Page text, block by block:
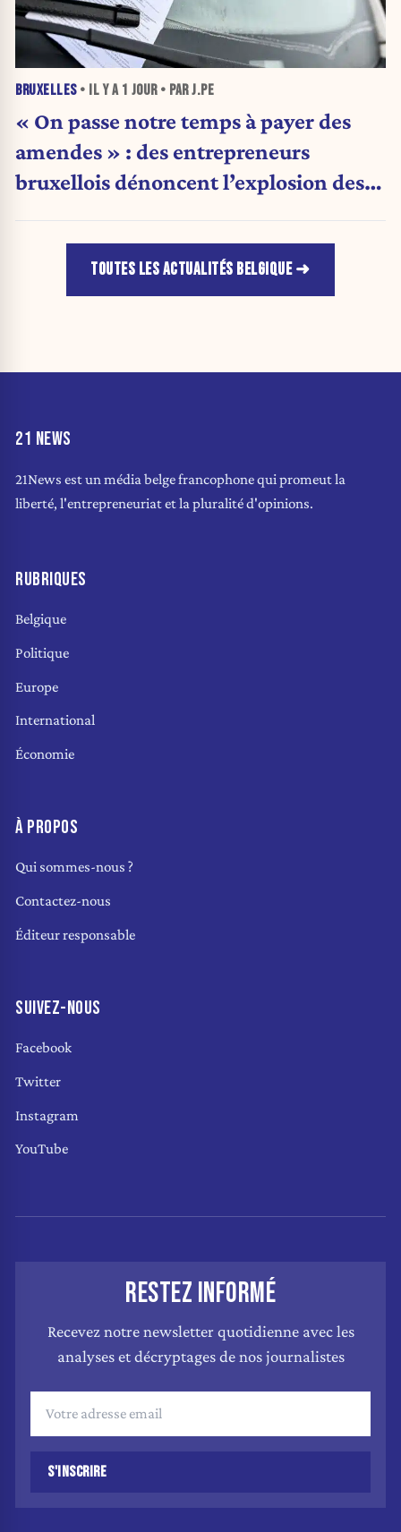
BRUXELLES• IL Y A 1 JOUR• PAR J.PE
« On passe notre temps à payer des
amendes » : des entrepreneurs
bruxellois dénoncent l’explosion des
TOUTES LES ACTUALITÉS BELGIQUE
21 NEWS
21News est un média belge francophone qui promeut la
liberté, l'entrepreneuriat et la pluralité d'opinions.
RUBRIQUES
Belgique
Politique
Europe
International
Économie
À PROPOS
Qui sommes-nous ?
Contactez-nous
Éditeur responsable
SUIVEZ-NOUS
Facebook
Twitter
Instagram
YouTube
RESTEZ INFORMÉ
Recevez notre newsletter quotidienne avec les
analyses et décryptages de nos journalistes
S'INSCRIRE